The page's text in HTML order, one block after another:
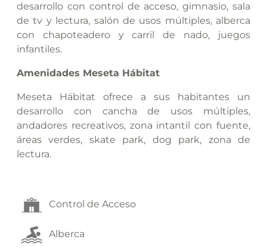
desarrollo con control de acceso, gimnasio, sala
de tv y lectura, salón de usos múltiples, alberca
con chapoteadero y carril de nado, juegos
infantiles.
Amenidades Meseta Hábitat
Meseta Hábitat ofrece a sus habitantes un
desarrollo con cancha de usos múltiples,
andadores recreativos, zona intantil con fuente,
áreas verdes, skate park, dog park, zona de
lectura.
Control de Acceso
Alberca